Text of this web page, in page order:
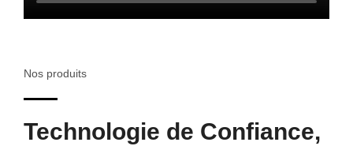
Nos produits
Technologie de Confiance,